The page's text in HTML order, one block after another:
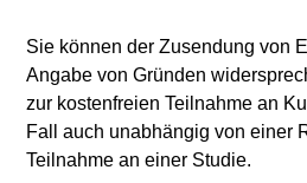
Sie können der Zusendung von
Angabe von Gründen
zur kostenfreien Teilnahme an
Fall auch unabhängig von einer
Teilnahme an einer Studie.